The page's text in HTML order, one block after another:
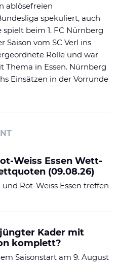
ablösefreien
spekuliert, auch
beim 1. FC Nürnberg
Saison vom SC Verl ins
Rolle und war
Thema in Essen. Nürnberg
Einsätzen in der Vorrunde
Weiss Essen Wett-
(09.08.26)
Rot-Weiss Essen treffen
Kader mit
komplett?
Saisonstart am 9. August